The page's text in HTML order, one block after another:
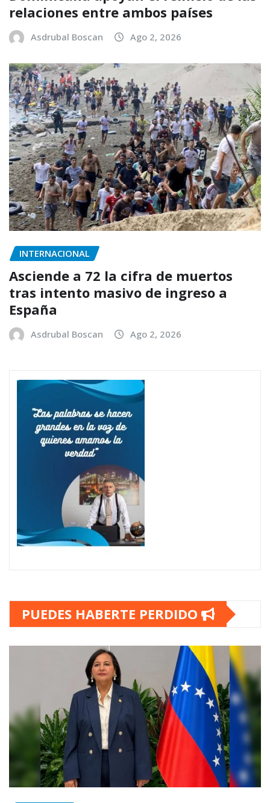
relaciones entre ambos países
Asdrubal Boscan Ago 2, 2026
INTERNACIONAL
Asciende a 72 la cifra de muertos
tras intento masivo de ingreso a
España
Asdrubal Boscan Ago 2, 2026
PUEDES HABERTE PERDIDO